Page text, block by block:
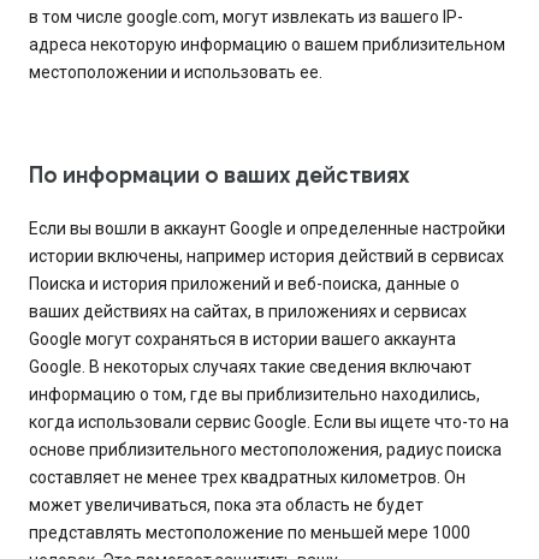
в том числе google.com, могут извлекать из вашего IP-
адреса некоторую информацию о вашем приблизительном
местоположении и использовать ее.
По информации о ваших действиях
Если вы вошли в аккаунт Google и определенные настройки
истории включены, например история действий в сервисах
Поиска и история приложений и веб-поиска, данные о
ваших действиях на сайтах, в приложениях и сервисах
Google могут сохраняться в истории вашего аккаунта
Google. В некоторых случаях такие сведения включают
информацию о том, где вы приблизительно находились,
когда использовали сервис Google. Если вы ищете что-то на
основе приблизительного местоположения, радиус поиска
составляет не менее трех квадратных километров. Он
может увеличиваться, пока эта область не будет
представлять местоположение по меньшей мере 1000